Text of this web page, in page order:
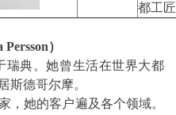
都工
Persson）
瑞典。她曾生活在世界大都
斯德哥尔摩。
，她的客户遍及各个领域。